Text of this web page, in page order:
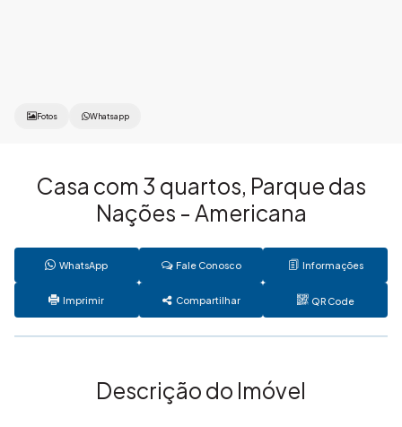
Fotos Whatsapp
Casa com 3 quartos, Parque das
Nações - Americana
WhatsApp Fale Conosco Informações
Imprimir Compartilhar QR Code
Descrição do Imóvel